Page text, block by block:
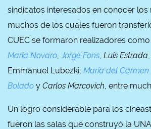
sindicatos interesados en conocer los
muchos de los cuales fueron
CUEC se formaron realizadores
María Novaro,Jorge Fons, Luis Estrada
Emmanuel Lubezki, María del Carmen
Bolado y Carlos Marcovich, entre
Un logro considerable para los
fueron las salas que construyó la